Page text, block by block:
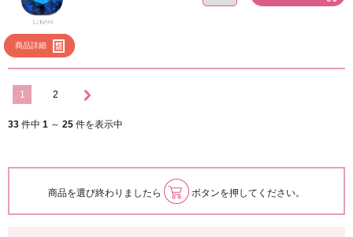
商品詳細
1 2
33 件中 1 ～ 25 件を表示中
商品を選び終わりましたら ボタンを押してください。